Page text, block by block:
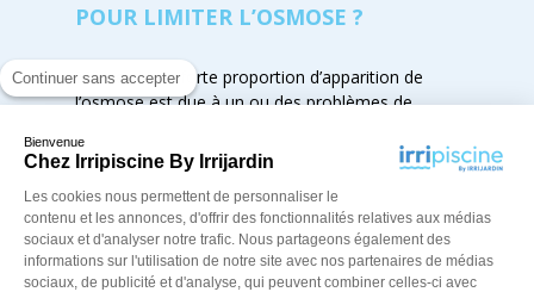
Continuer sans accepter
Bienvenue
Chez Irripiscine By Irrijardin
Les cookies nous permettent de personnaliser le
contenu et les annonces, d'offrir des fonctionnalités relatives aux médias
sociaux et d'analyser notre trafic. Nous partageons également des
informations sur l'utilisation de notre site avec nos partenaires de médias
sociaux, de publicité et d'analyse, qui peuvent combiner celles-ci avec
POUR LIMITER L’OSMOSE ?
Même si une forte proportion d’apparition de
l’osmose est due à un ou des problèmes de
investigations pour vous éviter les désagréments
d’une rénovation prématurée :
Choisir le fabricant qui offre le plus de garantie,
avec une solide notoriété, dont on sait que la
fabrication est fiable…